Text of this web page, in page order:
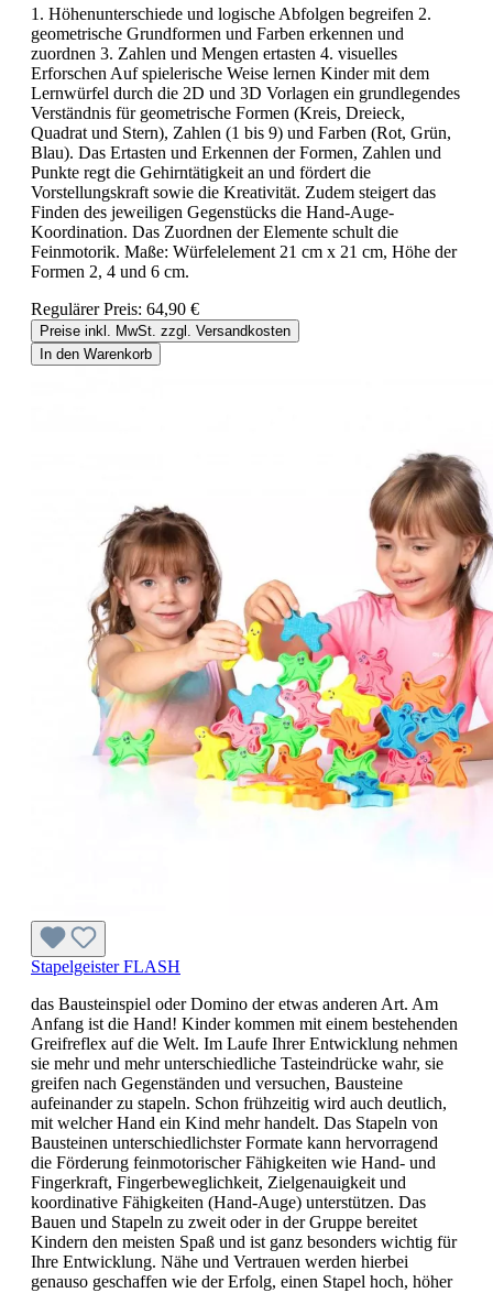
1. Höhenunterschiede und logische Abfolgen begreifen 2.
geometrische Grundformen und Farben erkennen und
zuordnen 3. Zahlen und Mengen ertasten 4. visuelles
Erforschen Auf spielerische Weise lernen Kinder mit dem
Lernwürfel durch die 2D und 3D Vorlagen ein grundlegendes
Verständnis für geometrische Formen (Kreis, Dreieck,
Quadrat und Stern), Zahlen (1 bis 9) und Farben (Rot, Grün,
Blau). Das Ertasten und Erkennen der Formen, Zahlen und
Punkte regt die Gehirntätigkeit an und fördert die
Vorstellungskraft sowie die Kreativität. Zudem steigert das
Finden des jeweiligen Gegenstücks die Hand-Auge-
Koordination. Das Zuordnen der Elemente schult die
Feinmotorik. Maße: Würfelelement 21 cm x 21 cm, Höhe der
Formen 2, 4 und 6 cm.
Regulärer Preis: 64,90 €
Preise inkl. MwSt. zzgl. Versandkosten
In den Warenkorb
Stapelgeister FLASH
das Bausteinspiel oder Domino der etwas anderen Art. Am
Anfang ist die Hand! Kinder kommen mit einem bestehenden
Greifreflex auf die Welt. Im Laufe Ihrer Entwicklung nehmen
sie mehr und mehr unterschiedliche Tasteindrücke wahr, sie
greifen nach Gegenständen und versuchen, Bausteine
aufeinander zu stapeln. Schon frühzeitig wird auch deutlich,
mit welcher Hand ein Kind mehr handelt. Das Stapeln von
Bausteinen unterschiedlichster Formate kann hervorragend
die Förderung feinmotorischer Fähigkeiten wie Hand- und
Fingerkraft, Fingerbeweglichkeit, Zielgenauigkeit und
koordinative Fähigkeiten (Hand-Auge) unterstützen. Das
Bauen und Stapeln zu zweit oder in der Gruppe bereitet
Kindern den meisten Spaß und ist ganz besonders wichtig für
Ihre Entwicklung. Nähe und Vertrauen werden hierbei
genauso geschaffen wie der Erfolg, einen Stapel hoch, höher